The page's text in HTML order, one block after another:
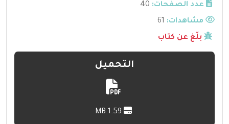
عدد الصفحات: 40
مشاهدات:
بلّغ عن كتاب
التحميل